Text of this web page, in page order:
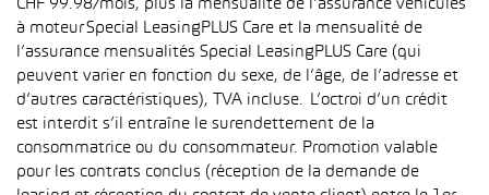
CHF 99.98/mois, plus la mensualité de l’assurance véhicules
à moteur Special LeasingPLUS Care et la mensualité de
l’assurance mensualités Special LeasingPLUS Care (qui
peuvent varier en fonction du sexe, de l’âge, de l’adresse et
d’autres caractéristiques), TVA incluse. L’octroi d’un crédit
est interdit s’il entraîne le surendettement de la
consommatrice ou du consommateur. Promotion valable
pour les contrats conclus (réception de la demande de